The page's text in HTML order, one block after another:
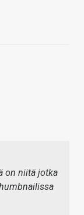
on niitä jotka